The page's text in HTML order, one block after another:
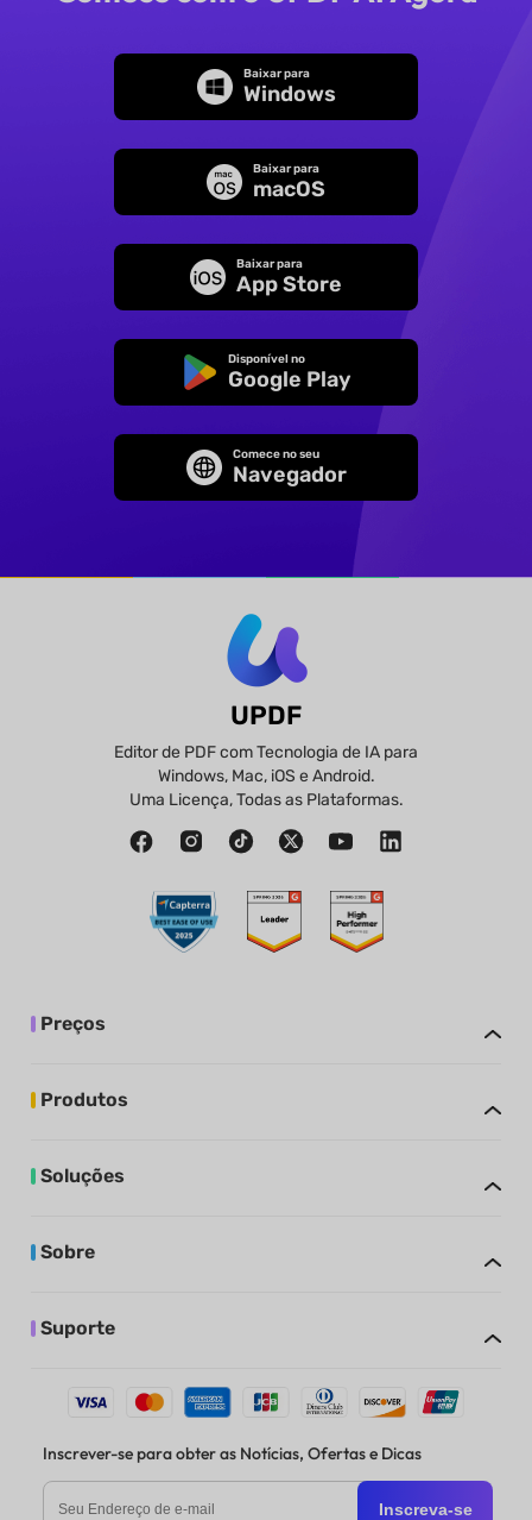
Baixar para
Windows
Baixar para
macOS
Baixar para
App Store
Disponível no
Google Play
Comece no seu
Navegador
UPDF
Editor de PDF com Tecnologia de IA para
Windows, Mac, iOS e Android.
Uma Licença, Todas as Plataformas.
Preços
Produtos
Soluções
Sobre
Suporte
Inscrever-se para obter as Notícias, Ofertas e Dicas
Inscreva-se